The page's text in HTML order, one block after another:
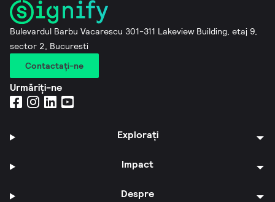
Bulevardul Barbu Vacarescu 301-311 Lakeview Building, etaj 9,
sector 2, Bucuresti
Contactaţi-ne
Urmăriți-ne
Explorați
Impact
Despre